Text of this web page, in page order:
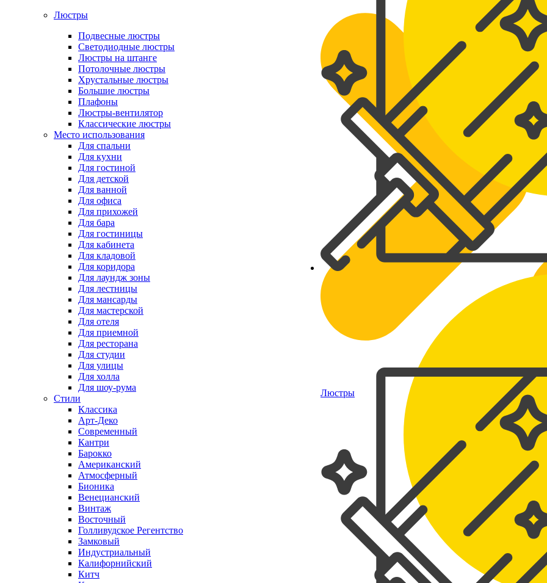
Люстры
Люстры
Подвесные люстры
Светодиодные люстры
Люстры на штанге
Потолочные люстры
Хрустальные люстры
Большие люстры
Плафоны
Люстры-вентилятор
Классические люстры
Место использования
Для спальни
Для кухни
Для гостиной
Для детской
Для ванной
Для офиса
Для прихожей
Для бара
Для гостиницы
Для кабинета
Для кладовой
Для коридора
Для лаундж зоны
Для лестницы
Для мансарды
Для мастерской
Для отеля
Для приемной
Для ресторана
Для студии
Для улицы
Для холла
Для шоу-рума
Стили
Классика
Арт-Деко
Современный
Кантри
Барокко
Американский
Атмосферный
Бионика
Венецианский
Винтаж
Восточный
Голливудское Регентство
Замковый
Индустриальный
Калифорнийский
Китч